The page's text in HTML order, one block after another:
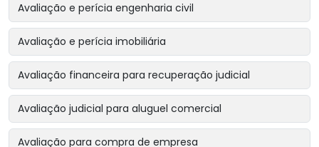
Avaliação e perícia engenharia civil
Avaliação e perícia imobiliária
Avaliação financeira para recuperação judicial
Avaliação judicial para aluguel comercial
Avaliação para compra de empresa